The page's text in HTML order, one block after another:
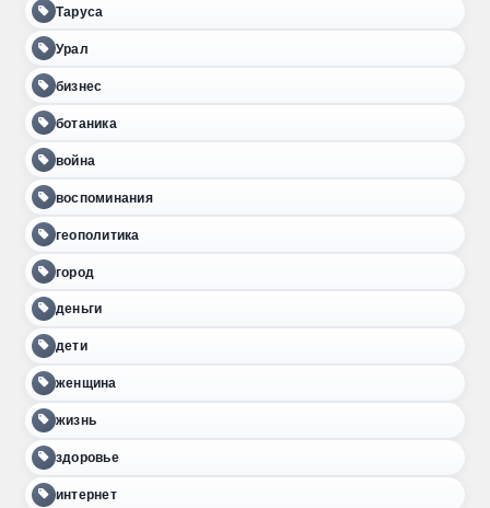
Таруса
Урал
бизнес
ботаника
война
воспоминания
геополитика
город
деньги
дети
женщина
жизнь
здоровье
интернет